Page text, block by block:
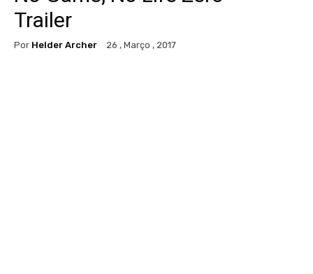
Trailer
Por Helder Archer 26 , Março , 2017